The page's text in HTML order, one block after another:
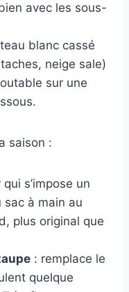
avec les sous-
blanc cassé
neige sale)
sur une
saison :
s’impose un
à main au
plus original que
: remplace le
quelque